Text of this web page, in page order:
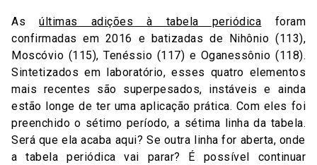
Asúltimas adições à tabela periódica foram
confirmadas em 2016 e batizadas de Nihônio (113),
Moscóvio (115), Tenéssio (117) e Oganessônio (118).
Sintetizados em laboratório, esses quatro elementos
mais recentes são superpesados, instáveis e ainda
estão longe de ter uma aplicação prática. Com eles foi
preenchido o sétimo período, a sétima linha da tabela.
Será que ela acaba aqui? Se outra linha for aberta, onde
a tabela periódica vai parar? É possível continuar